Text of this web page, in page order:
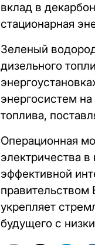
вклад в
стационарная
Зеленый
дизельного
энергосистем
топлива,
Операционная
электричества
эффективной
правительством
укрепляет
будущего с